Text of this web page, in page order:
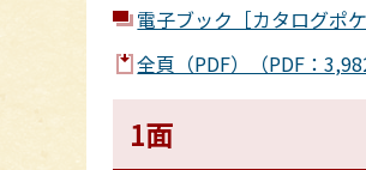
電子ブック［カタログポ
全頁（PDF）（PDF：
1面